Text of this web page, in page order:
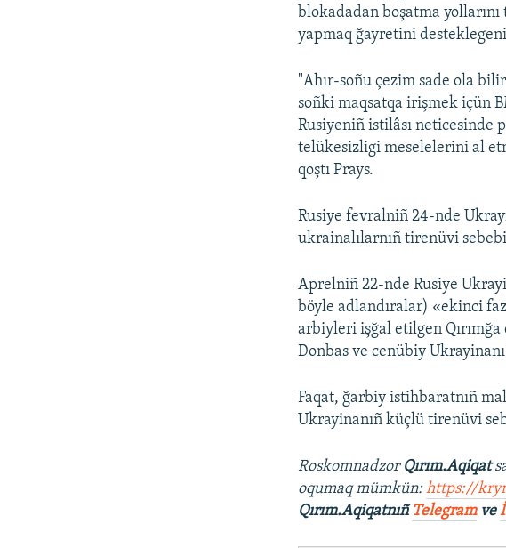
blokadadan boşatma
yapmaq ğayretini
"Ahır-soñu çezim sade ola
soñki maqsatqa irişmek içün
Rusiyeniñ istilâsı neticesinde
telükesizligi meselelerini al
qoştı Prays.
Rusiye fevralniñ 24-nde
ukrainalılarnıñ tirenüvi
Aprelniñ 22-nde Rusiye
böyle adlandıralar) «ekinci
arbiyleri işğal etilgen Qırımğa
Donbas ve cenübiy
Faqat, ğarbiy istihbaratnıñ
Ukrayinanıñ küçlü tirenüvi
Roskomnadzor Qırım.Aqiqat
oqumaq mümkün:https://
Qırım.AqiqatnıñTelegramve